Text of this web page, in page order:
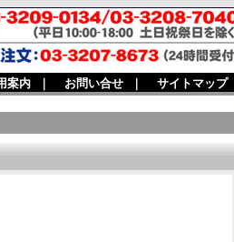
案内 お問い合せ
サイトマップ